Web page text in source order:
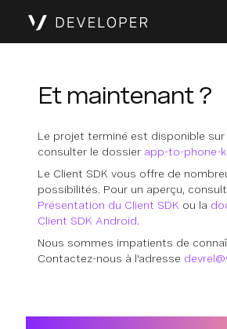
Et maintenant ?
Le projet terminé est disponible sur
consulter le dossier app-to-phone-
Le Client SDK vous offre de
possibilités. Pour un aperçu,
Présentation du Client SDK ou la
Client SDK Android.
Nous sommes impatients de
Contactez-nous à l'adresse